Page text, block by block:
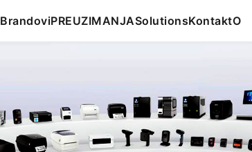
BrandoviPREUZIMANJASolutionsKontaktO